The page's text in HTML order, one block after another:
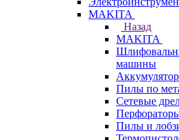
МAKITA
Назад
МAKITA
машины
Пилы по
Сетевые
Пилы и